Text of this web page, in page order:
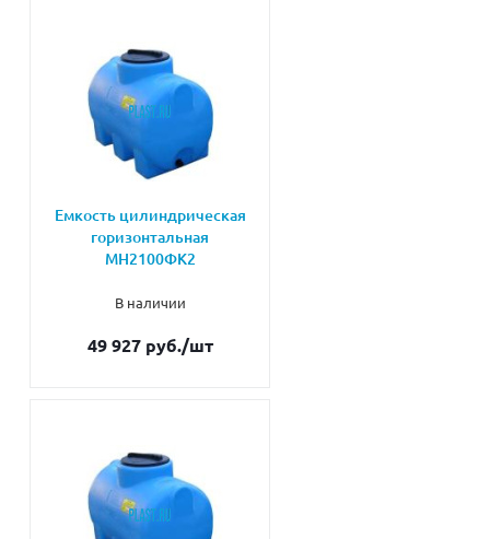
Емкость цилиндрическая
горизонтальная
МН2100ФК2
В наличии
49 927 руб./шт